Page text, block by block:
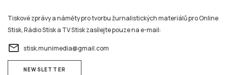
Tiskové zprávy a náměty pro tvorbu žurnalistických materiálů pro Online
Stisk, Rádio Stisk a TV Stisk zasílejte pouze na e-mail:
email stisk.munimedia@gmail.com
NEWSLETTER